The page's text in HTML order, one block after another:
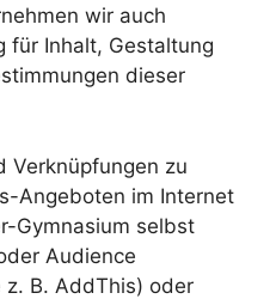
wir auch
für Inhalt, Gestaltung
dieser
Verknüpfungen zu
Angeboten im Internet
Gymnasium selbst
Audience
z. B. AddThis) oder